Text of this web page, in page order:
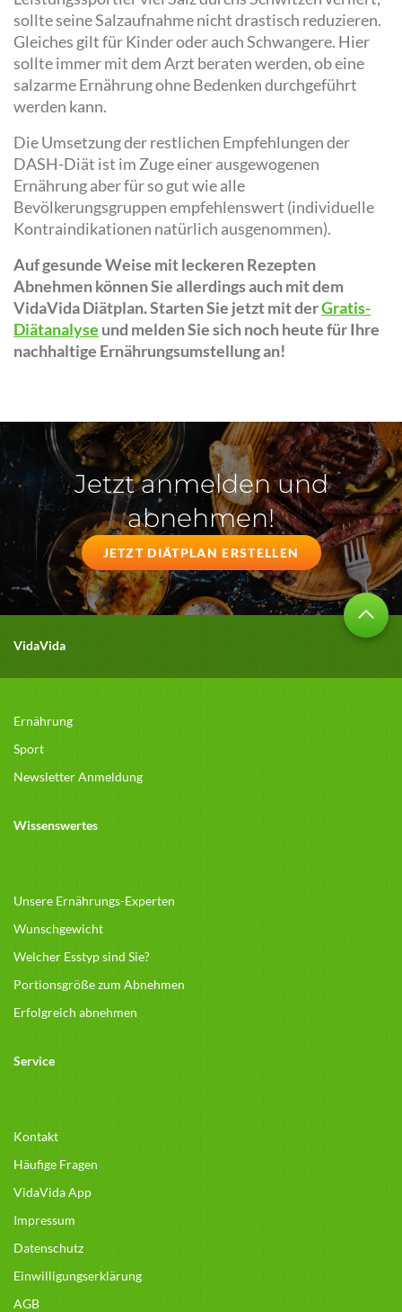
sollte seine Salzaufnahme nicht drastisch reduzieren.
Gleiches gilt für Kinder oder auch Schwangere. Hier
sollte immer mit dem Arzt beraten werden, ob eine
salzarme Ernährung ohne Bedenken durchgeführt
werden kann.
Die Umsetzung der restlichen Empfehlungen der
DASH-Diät ist im Zuge einer ausgewogenen
Ernährung aber für so gut wie alle
Bevölkerungsgruppen empfehlenswert (individuelle
Kontraindikationen natürlich ausgenommen).
Auf gesunde Weise mit leckeren Rezepten
Abnehmen können Sie allerdings auch mit dem
VidaVida Diätplan. Starten Sie jetzt mit derGratis-
Diätanalyse und melden Sie sich noch heute für Ihre
nachhaltige Ernährungsumstellung an!
Jetzt anmelden und
abnehmen!
JETZT DIÄTPLAN ERSTELLEN
VidaVida
Ernährung
Sport
Newsletter Anmeldung
Wissenswertes
Unsere Ernährungs-Experten
Wunschgewicht
Welcher Esstyp sind Sie?
Portionsgröße zum Abnehmen
Erfolgreich abnehmen
Service
Kontakt
Häufige Fragen
VidaVida App
Impressum
Datenschutz
Einwilligungserklärung
AGB